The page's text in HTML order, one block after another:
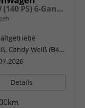
Kasten 30 L3H2 2.0 TDI 103kW (140 PS) 6-Gang-Schaltgetriebe
Weiß, Candy Weiß (B4B4)
Details